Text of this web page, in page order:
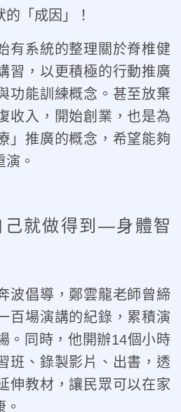
「成因」！
有系統的整理關於脊椎健
習，以更積極的行動推廣
功能訓練概念。甚至放棄
收入，開始創業，也是為
」推廣的概念，希望能夠
。
己就做得到—身體智
波倡導，鄭雲龍老師曾締
百場演講的紀錄，累積演
。同時，他開辦14個小時
班、錄製影片、出書，透
伸教材，讓民眾可以在家